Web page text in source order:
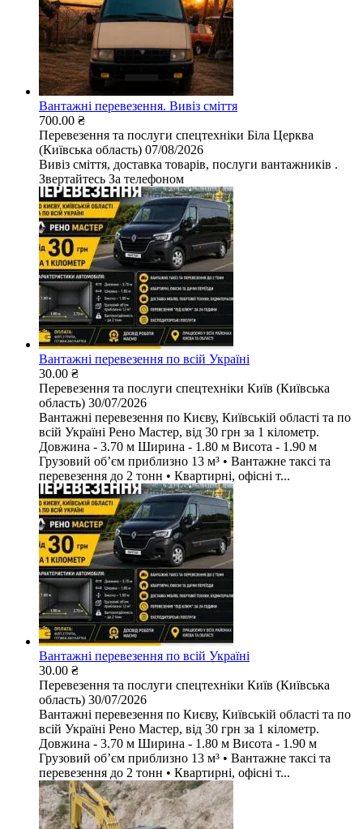
Вантажні перевезення. Вивіз сміття
700.00 ₴
Перевезення та послуги спецтехніки Біла Церква
(Київська область) 07/08/2026
Вивіз сміття, доставка товарів, послуги вантажників .
Звертайтесь За телефоном
Вантажні перевезення по всій Україні
30.00 ₴
Перевезення та послуги спецтехніки Київ (Київська
область) 30/07/2026
Вантажні перевезення по Києву, Київській області та по
всій Україні Рено Мастер, від 30 грн за 1 кілометр.
Довжина - 3.70 м Ширина - 1.80 м Висота - 1.90 м
Грузовий обʼєм приблизно 13 м³ • Вантажне таксі та
перевезення до 2 тонн • Квартирні, офісні т...
Вантажні перевезення по всій Україні
30.00 ₴
Перевезення та послуги спецтехніки Київ (Київська
область) 30/07/2026
Вантажні перевезення по Києву, Київській області та по
всій Україні Рено Мастер, від 30 грн за 1 кілометр.
Довжина - 3.70 м Ширина - 1.80 м Висота - 1.90 м
Грузовий обʼєм приблизно 13 м³ • Вантажне таксі та
перевезення до 2 тонн • Квартирні, офісні т...